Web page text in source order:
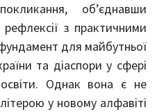
об’єднавши
рефлексії з практичними
для майбутньої
та діаспори у сфері
освіти. Однак вона є не
у новому алфавіті